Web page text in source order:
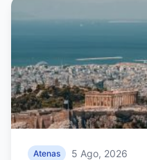
Atenas 5 Ago, 2026